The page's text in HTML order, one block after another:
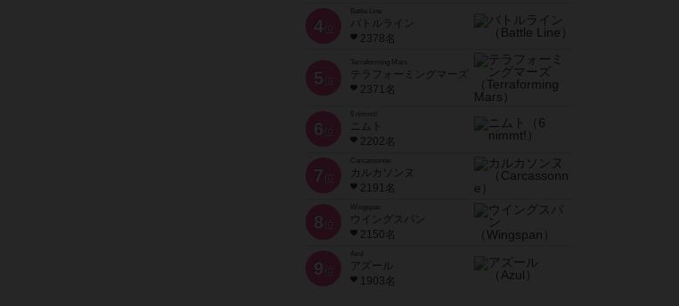
4位
Battle Line
バトルライン
2378名
5 位
Terraforming Mars
テラフォーミングマーズ
2371名
6 位
ニムト
2202名
7 位
Carcassonne
カルカソンヌ
2191名
8 位
Wingspan
ウイングスパン
2150名
9 位
Azul
アズール
1903名